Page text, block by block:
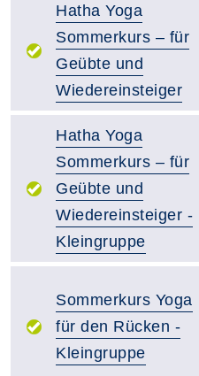
Hatha Yoga
Sommerkurs – für
Geübte und
Wiedereinsteiger
Hatha Yoga
Sommerkurs – für
Geübte und
Wiedereinsteiger -
Kleingruppe
Sommerkurs Yoga
für den Rücken -
Kleingruppe